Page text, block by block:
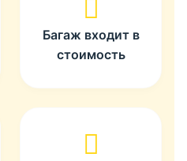
Багаж входит в
стоимость